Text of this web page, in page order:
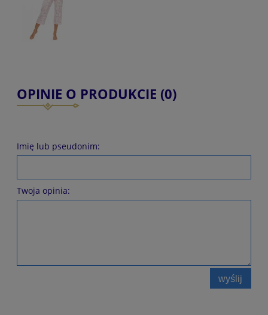
OPINIE O PRODUKCIE (0)
Imię lub pseudonim:
Twoja opinia:
wyślij